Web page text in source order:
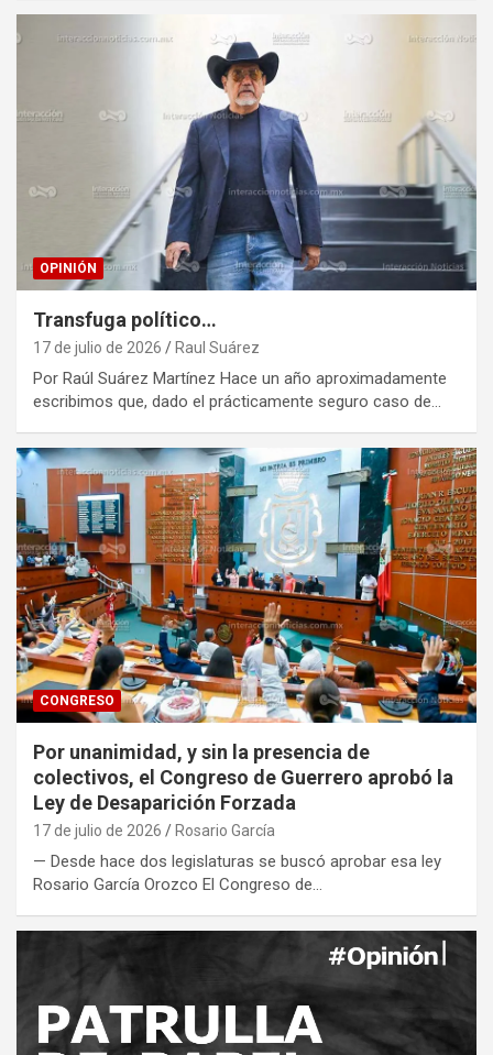
OPINIÓN
Transfuga político…
17 de julio de 2026 Raul Suárez
Por Raúl Suárez Martínez Hace un año aproximadamente
escribimos que, dado el prácticamente seguro caso de…
CONGRESO
Por unanimidad, y sin la presencia de
colectivos, el Congreso de Guerrero aprobó la
Ley de Desaparición Forzada
17 de julio de 2026 Rosario García
— Desde hace dos legislaturas se buscó aprobar esa ley
Rosario García Orozco El Congreso de…